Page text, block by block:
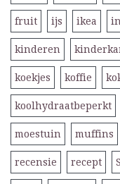
fruit ijs ikea
kinderen
koekjes koffie
koolhydraatbeperkt
moestuin muffins
recensie recept